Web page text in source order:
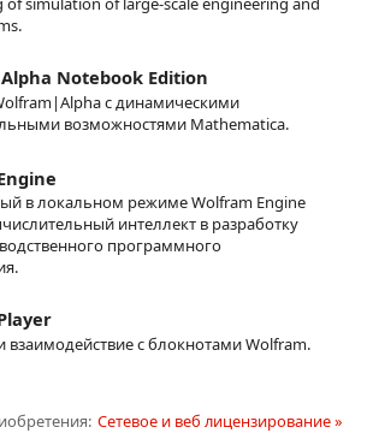
Notebook Edition
с динамическими
возможностями Mathematica.
в локальном режиме Wolfram Engine
интеллект в разработку
программного
взаимодействие с блокнотами Wolfram.
Сетевое и веб лицензирование »